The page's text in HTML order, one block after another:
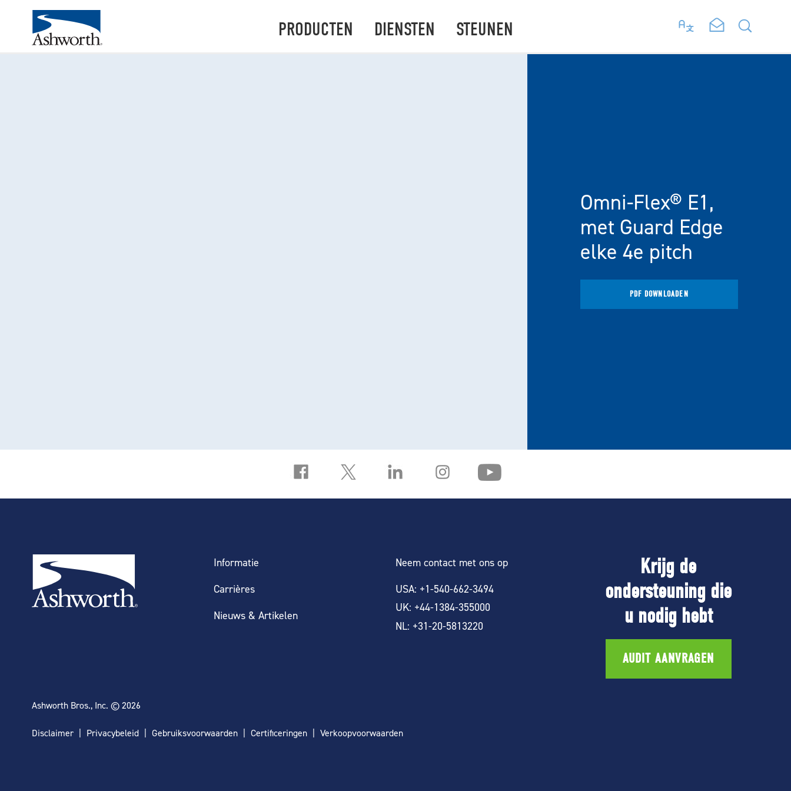
PRODUCTEN DIENSTEN STEUNEN
Omni-Flex® E1,
met Guard Edge
elke 4e pitch
PDF DOWNLOADEN
Informatie
Carrières
Nieuws & Artikelen
Neem contact met ons op
USA: +1-540-662-3494
UK: +44-1384-355000
NL: +31-20-5813220
Krijg de
ondersteuning die
u nodig hebt
AUDIT AANVRAGEN
Ashworth Bros., Inc. © 2026
Disclaimer Privacybeleid Gebruiksvoorwaarden Certificeringen Verkoopvoorwaarden